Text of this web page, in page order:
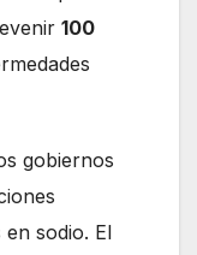
100
gobiernos
sodio. El